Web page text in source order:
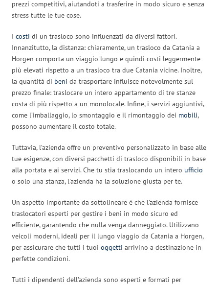
prezzi competitivi, aiutandoti a trasferire in modo sicuro e senza
stress tutte le tue cose.
I costi di un trasloco sono influenzati da diversi fattori.
Innanzitutto, la distanza: chiaramente, un trasloco da Catania a
Horgen comporta un viaggio lungo e quindi costi leggermente
più elevati rispetto a un trasloco tra due Catania vicine. Inoltre,
la quantità di beni da trasportare influisce notevolmente sul
prezzo finale: traslocare un intero appartamento di tre stanze
costa di più rispetto a un monolocale. Infine, i servizi aggiuntivi,
come l’imballaggio, lo smontaggio e il rimontaggio dei mobili,
possono aumentare il costo totale.
Tuttavia, l’azienda offre un preventivo personalizzato in base alle
tue esigenze, con diversi pacchetti di trasloco disponibili in base
alla portata e ai servizi. Che tu stia traslocando un intero ufficio
o solo una stanza, l’azienda ha la soluzione giusta per te.
Un aspetto importante da sottolineare è che l’azienda fornisce
traslocatori esperti per gestire i beni in modo sicuro ed
efficiente, garantendo che nulla venga danneggiato. Utilizzano
veicoli moderni, ideali per il lungo viaggio da Catania a Horgen,
per assicurare che tutti i tuoi oggetti arrivino a destinazione in
perfette condizioni.
Tutti i dipendenti dell’azienda sono esperti e formati per